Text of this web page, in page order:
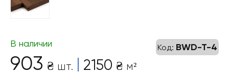
Код: BWD-T-4
В наличии
903 ₴ шт. | 2150 ₴ м²